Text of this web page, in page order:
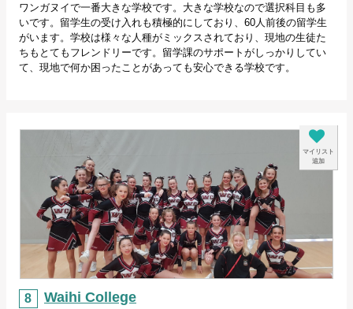
ワンガヌイで一番大きな学校です。大きな学校なので選択科目も多
いです。留学生の受け入れも積極的にしており、60人前後の留学生
がいます。学校は様々な人種がミックスされており、現地の生徒た
ちもとてもフレンドリーです。留学課のサポートがしっかりしてい
て、現地で何か困ったことがあっても安心できる学校です。
マイリスト
追加
Waihi College